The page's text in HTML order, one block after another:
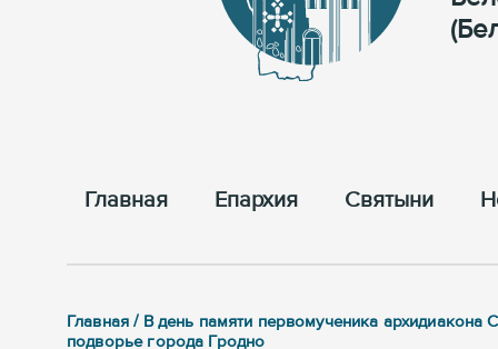
Главная Епархия Cвятыни
Главная / В день памяти первомученика
подворье города Гродно